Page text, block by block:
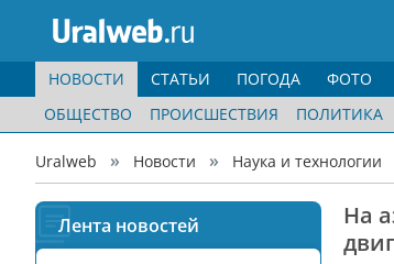
НОВОСТИ
ОБЩЕСТВО
ПРОИСШЕСТВИЯ ПОЛИТИКА
СТАТЬИ ПОГОДА ФОТО
Uralweb Новости Наука и технологии
Лента новостей
На